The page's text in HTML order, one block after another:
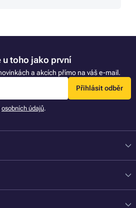
u toho jako první
a akcích přímo na váš e-mail.
Přihlásit odběr
osobních údajů.